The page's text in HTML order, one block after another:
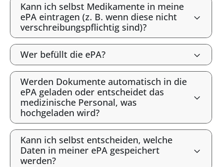
Kann ich selbst Medikamente in meine
ePA eintragen (z. B. wenn diese nicht
verschreibungspflichtig sind)?
Wer befüllt die ePA?
Werden Dokumente automatisch in die
ePA geladen oder entscheidet das
medizinische Personal, was
hochgeladen wird?
Kann ich selbst entscheiden, welche
Daten in meiner ePA gespeichert
werden?